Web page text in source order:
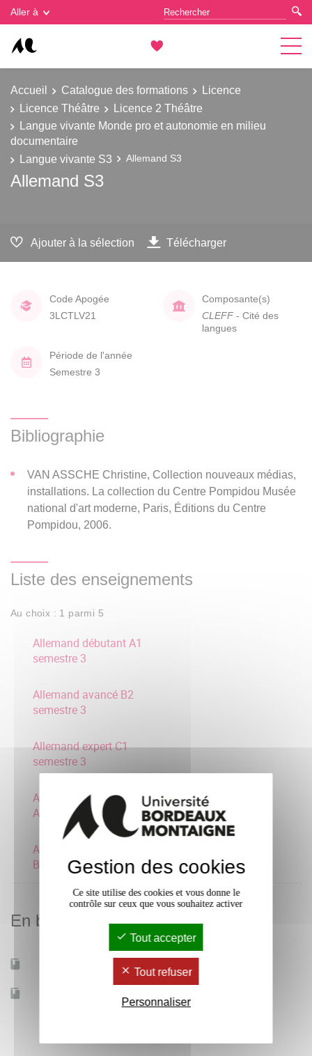
Aller à
Accueil Catalogue des formations
Licence
Licence Théâtre
Licence 2 Théâtre
Langue vivante Monde pro et autonomie en milieu
documentaire
Langue vivante S3
Allemand S3
Allemand S3
Ajouter à la sélection Télécharger
Code Apogée
3LCTLV21
Composante(s)
CLEFF - Cité des
langues
Période de l'année
Semestre 3
Bibliographie
VAN ASSCHE Christine, Collection nouveaux médias,
installations. La collection du Centre Pompidou Musée
national d'art moderne, Paris, Éditions du Centre
Pompidou, 2006.
Liste des enseignements
Au choix : 1 parmi 5
Allemand débutant A1
semestre 3
Allemand avancé B2
semestre 3
Allemand expert C1
semestre 3
Allemand consolidation
A2 semestre 3
Allemand intermédiaire
B1 semestre 3
En bref
Gestion des cookies
Gestion des cookies
Ce site utilise des cookies et vous donne le
contrôle sur ceux que vous souhaitez activer
Tout accepter
Tout refuser
Personnaliser